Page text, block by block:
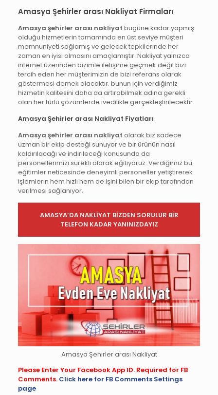
Amasya Şehirler arası Nakliyat Firmaları
Amasya şehirler arası nakliyat bugüne kadar yapmış
olduğu hizmetlerin tamamında en üst seviye müşteri
memnuniyeti sağlamış ve gelecek tepkilerinde her
zaman en iyisi olmasını amaçlamıştır. Nakliyat yalnızca
internet üzerinden bizimle iletişime geçmek değil bizi
tercih eden her müşterimizin de bizi referans olarak
göstermesi demek olacaktır. bunun için verdiğimiz
hizmetin kalitesini daha da artırabilmek adına gerekli
olan her türlü çözümlerde ivedilikle gerçekleştirilecektir.
Amasya Şehirler arası Nakliyat Fiyatları
Amasya şehirler arası nakliyat olarak biz sadece
uzman bir ekip desteği sunuyor ve bir ürünün nasıl
kaldırılacağı ve indirileceği konusunda da
personellerimizi sürekli olarak eğitiyoruz. Verdiğimiz bu
eğitimler neticesinde deneyimli personeller yetiştirerek
işlemlerin hem hızlı hem de işini bilen bir ekip tarafından
verilmesi sağlanıyor.
AMASYA’DA NAKLİYAT BİZDEN SORULUR BİR
TELEFON KADAR YANINIZDAYIZ
Amasya Şehirler arası Nakliyat
Please Enter Your Facebook App ID. Required for FB
Comments. Click here for FB Comments Settings
page